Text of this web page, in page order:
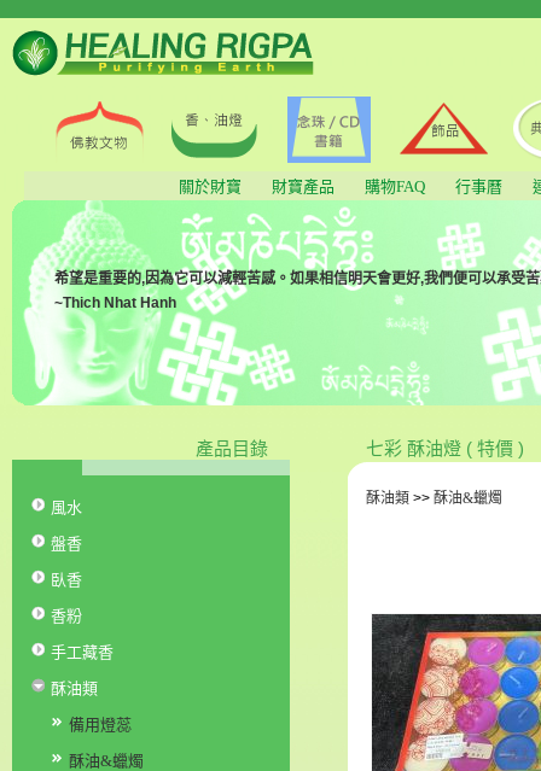
關於財寶 財寶產品 購物FAQ 行事曆
希望是重要的,因為它可以減輕苦感。如果相信明天會更好,我們便可以承受
~Thich Nhat Hanh
產品目錄
風水
盤香
臥香
香粉
手工藏香
酥油類
備用燈蕊
酥油&蠟燭
七彩 酥油燈 ( 特價 )
酥油類 >> 酥油&蠟燭